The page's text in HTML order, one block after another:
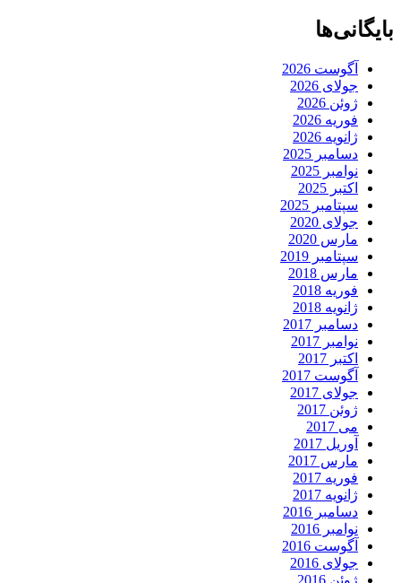
بایگانی‌ها
آگوست 2026
جولای 2026
ژوئن 2026
فوریه 2026
ژانویه 2026
دسامبر 2025
نوامبر 2025
اکتبر 2025
سپتامبر 2025
جولای 2020
مارس 2020
سپتامبر 2019
مارس 2018
فوریه 2018
ژانویه 2018
دسامبر 2017
نوامبر 2017
اکتبر 2017
آگوست 2017
جولای 2017
ژوئن 2017
می 2017
آوریل 2017
مارس 2017
فوریه 2017
ژانویه 2017
دسامبر 2016
نوامبر 2016
آگوست 2016
جولای 2016
ژوئن 2016